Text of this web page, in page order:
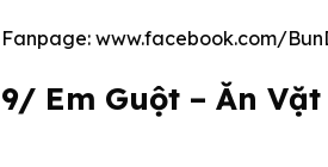
Fanpage: www.facebook.com/
9/ Em Guột – Ăn